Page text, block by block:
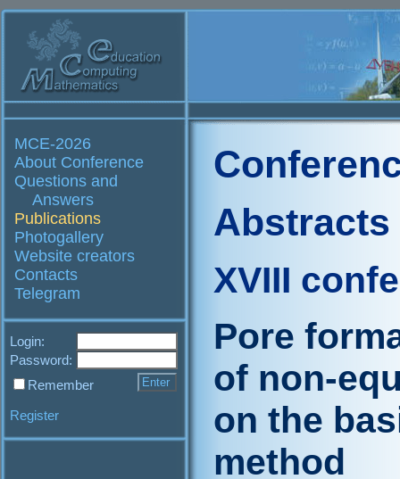
MCE-2026
About Conference
Questions and
Answers
Publications
Photogallery
Website creators
Contacts
Telegram
Login:
Password:
Remember
Register
Abstracts
XVIII
Pore
of non-
on the
method